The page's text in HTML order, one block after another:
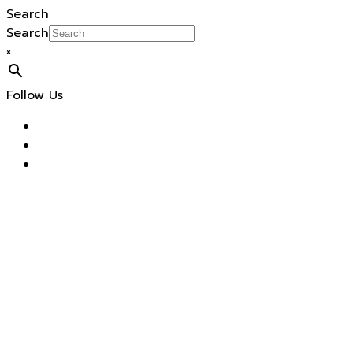
Search
Search
×
Follow Us